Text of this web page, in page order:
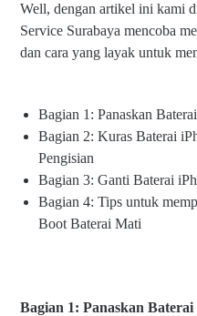
Well, dengan artikel ini kami
Service Surabaya mencoba
dan cara yang layak untuk
Bagian 1: Panaskan
Bagian 2: Kuras Baterai
Pengisian
Bagian 3: Ganti Baterai
Bagian 4: Tips untuk
Boot Baterai Mati
Bagian 1: Panaskan